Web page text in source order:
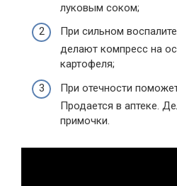
луковым соком;
При сильном
делают компресс на
картофеля;
При отечности
Продается в аптеке.
примочки.